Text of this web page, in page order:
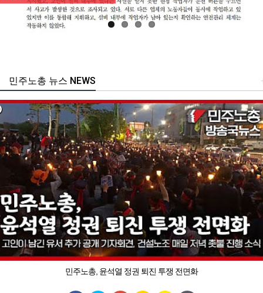
주노총 뉴스 NEWS
민주노총, 윤석열 정권 퇴진 투쟁 전면화